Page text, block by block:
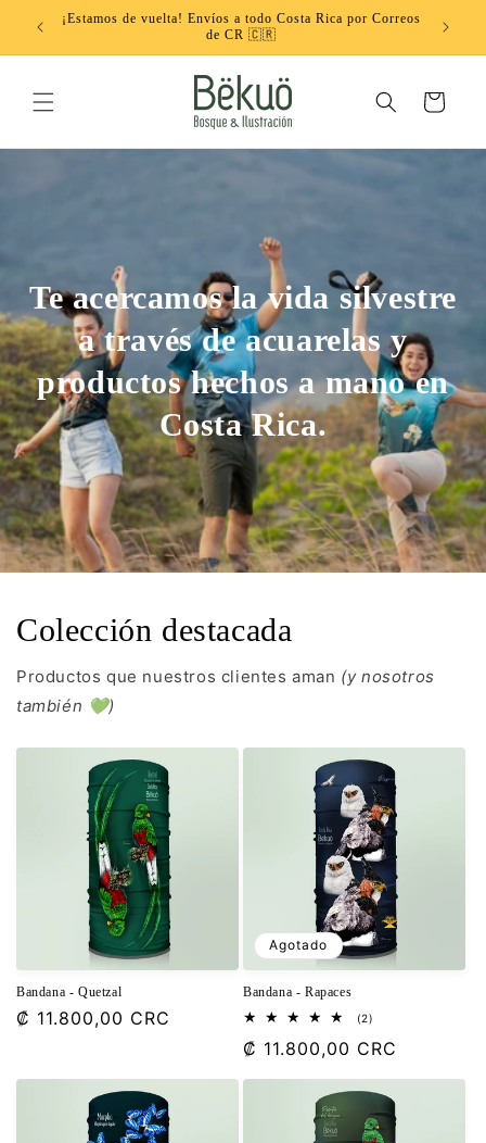
directamente
¡Estamos de vuelta! Envíos a todo Costa Rica por Correos
de CR 🇨🇷
Carrito
Te acercamos la vida silvestre
a través de acuarelas y
productos hechos a mano en
Costa Rica.
Colección destacada
Productos que nuestros clientes aman (y nosotros
también 💚)
Bandana - Quetzal
Precio
₡ 11.800,00 CRC
Agotado
Bandana - Rapaces
(2)
totales
Precio
₡ 11.800,00 CRC